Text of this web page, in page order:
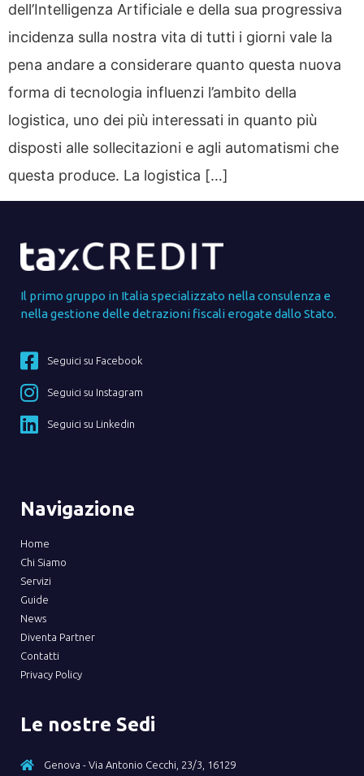
dell’Intelligenza Artificiale e della sua progressiva
incidenza sulla nostra vita di tutti i giorni vale la
pena andare a considerare quanto questa nuova
forma di tecnologia influenzi l’ambito della
logistica, uno dei più interessati in quanto più
disposti alle sollecitazioni e agli automatismi che
questa produce. La logistica […]
Il primo gruppo in Italia specializzato nella consulenza e
nella gestione delle detrazioni fiscali erogate dallo Stato.
Seguici su Facebook
Seguici su Instagram
Seguici su Linkedin
Navigazione
Home
Chi Siamo
Servizi
Guide
News
Diventa Partner
Contatti
Privacy Policy
Le nostre Sedi
Genova - Via Antonio Cecchi, 23/3, 16129